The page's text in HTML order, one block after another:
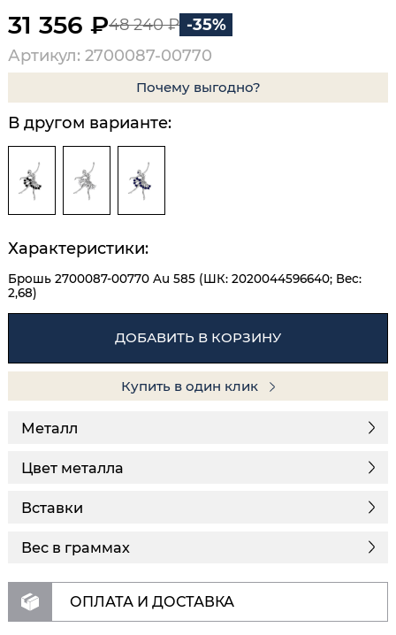
31 356 ₽48 240 ₽ -35%
Артикул: 2700087-00770
Почему выгодно?
В другом варианте:
Характеристики:
Брошь 2700087-00770 Au 585 (ШК: 2020044596640; Вес:
2,68)
ДОБАВИТЬ В КОРЗИНУ
Купить в один клик
Металл
Цвет металла
Вставки
Вес в граммах
ОПЛАТА И ДОСТАВКА